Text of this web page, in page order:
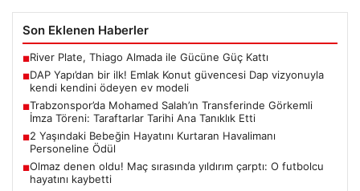
Son Eklenen Haberler
■River Plate, Thiago Almada ile Gücüne Güç Kattı
■DAP Yapı’dan bir ilk! Emlak Konut güvencesi Dap vizyonuyla
kendi kendini ödeyen ev modeli
■Trabzonspor’da Mohamed Salah’ın Transferinde Görkemli
İmza Töreni: Taraftarlar Tarihi Ana Tanıklık Etti
■2 Yaşındaki Bebeğin Hayatını Kurtaran Havalimanı
Personeline Ödül
■Olmaz denen oldu! Maç sırasında yıldırım çarptı: O futbolcu
hayatını kaybetti